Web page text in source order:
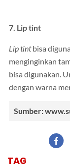
7. Lip tint
Lip tintbisa
menginginkan
bisa digunakan.
dengan warna
Sumber:
TAG